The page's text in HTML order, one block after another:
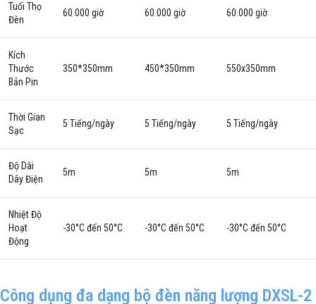
Tuổi Thọ
Đèn
60.000 giờ 60.000 giờ 60.000 giờ
Kích
Thước
Bản Pin
350*350mm 450*350mm 550x350mm
Thời Gian
Sạc
5 Tiếng/ngày 5 Tiếng/ngày 5 Tiếng/ngày
Độ Dài
Dây Điện
5m 5m 5m
Nhiệt Độ
Hoạt
Động
-30°C đến 50°C -30°C đến 50°C -30°C đến 50°C
Công dụng đa dạng bộ đèn năng lượng DXSL-2